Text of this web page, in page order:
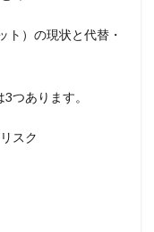
ト）の現状と代替・
つあります。
スク